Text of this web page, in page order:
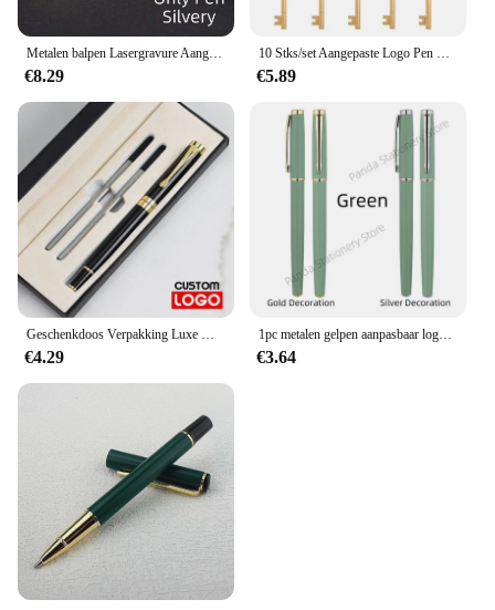
€8.29 €5.89
Geschenkdoos Verpakking Luxe Metalen Balpennen School Business Kantoor Handtekening Roller Pen Aangepaste Logo Student Briefpapier
€4.29
1pc metalen gelpen aanpasbaar logo cadeau voor mannen aangepaste naam luxe premium pen kantoorbenodigdheden getuige de geschenk reclame pen
€3.64